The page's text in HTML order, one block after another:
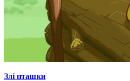
Злі пташки